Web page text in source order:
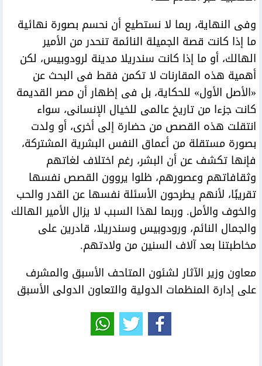
وفى النهاية، ربما لا نستطيع أن نحسم بصورة نهائية
ما إذا كانت قصة الجميلة النائمة تنحدر من الأمير
الهالك، أو ما إذا كانت سندريلا مدينة لرودوبيس، لكن
أهمية هذه المقارنات لا تكمن فقط فى البحث عن
«الأصل الأول» للحكاية، بل فى إظهار أن مصر القديمة
كانت جزءا من تاريخ عالمى للخيال الإنسانى، سواء
انتقلت هذه القصص من حضارة إلى أخرى، أو ولدت
بصورة مستقلة من أعماق النفس البشرية المشتركة،
فإنها تكشف عن أن البشر، رغم اختلاف لغاتهم
وثقافاتهم وعصورهم، ظلوا يروون القصص نفسها
تقريبًا، لأنهم يطرحون الأسئلة نفسها عن القدر والحب
والخوف والأمل. وربما لهذا السبب لا يزال الأمير الهالك
والجمال النائم، ورودوبيس وسندريلا، قادرين على
مخاطبتنا بعد آلاف السنين من ولادتهم.
معاون وزير الآثار لشئون المتاحف الأسبق والمشرف
على إدارة المنظمات الدولية والتعاون الدولى الأسبق